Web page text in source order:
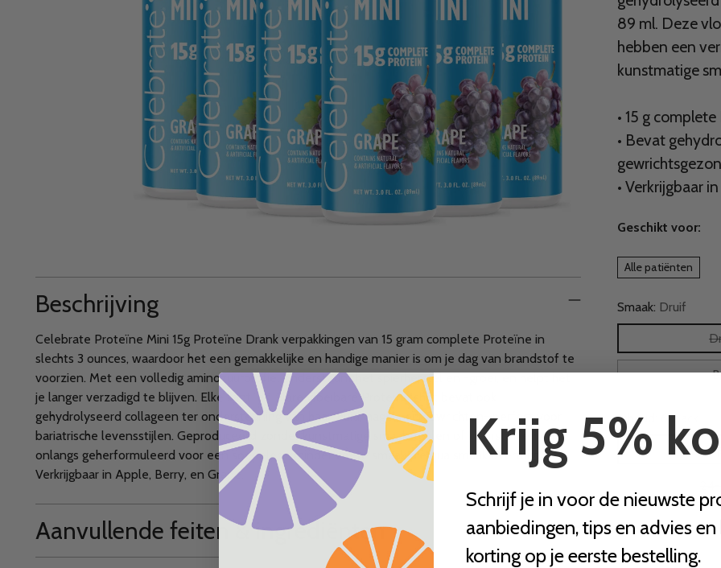
Beschrijving
Celebrate Proteïne Mini 15g Proteïne Drank verpakkingen van 15 gram complete Proteïne in
slechts 3 ounces, waardoor het een gemakkelijke en handige manier is om je dag van brandstof te
voorzien. Met een volledig aminozuurprofiel ondersteunt het spierherstel en -groei, en helpt het
je langer verzadigd te blijven. Elke kant-en-klare vloeibare Proteïne shot bevat ook
gehydrolyseerd collageen ter ondersteuning van haar, huid, nagels en gewrichten—perfect voor
bariatrische levensstijlen. Geproduceerd zonder kunstmatige smaakstoffen of kleurstoffen en
onlangs geherformuleerd voor een soepelere, minder zoete smaak die qua smaak overtuigt.
Verkrijgbaar in Apple, Berry, en Grape.
Aanvullende feiten & ingrediënten
89 ml. Deze
hebben een
kunstmatige
• 15 g
• Bevat
• Verkrijgbaar
Geschikt voor:
Alle patiënten
Smaak: Druif
Inhoud: 6-pack
6-
Aantal
Aantal
Krijg 5%
Schrijf je in voor de nieuwste
aanbiedingen, tips en advies en
korting op je eerste bestelling.